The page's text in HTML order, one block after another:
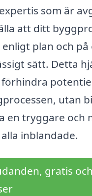
som är
att ditt
plan och på
sätt. Detta
utan
en tryggare och
inblandade.
gratis